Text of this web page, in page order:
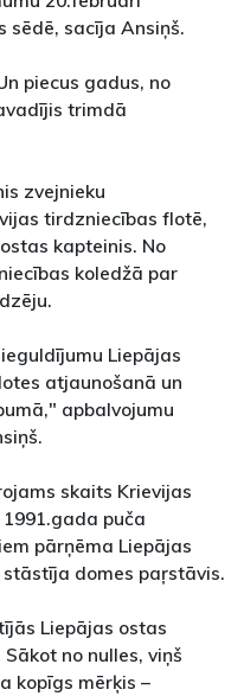
sēdē, sacīja Ansiņš.
piecus gadus, no
trimdā
zvejnieku
tirdzniecības flotē,
kapteinis. No
koledžā par
Liepājas
atjaunošanā un
apbalvojumu
skaits Krievijas
puča
pārņēma Liepājas
domes paŗstāvis.
Liepājas ostas
no nulles, viņš
kopīgs mērķis –